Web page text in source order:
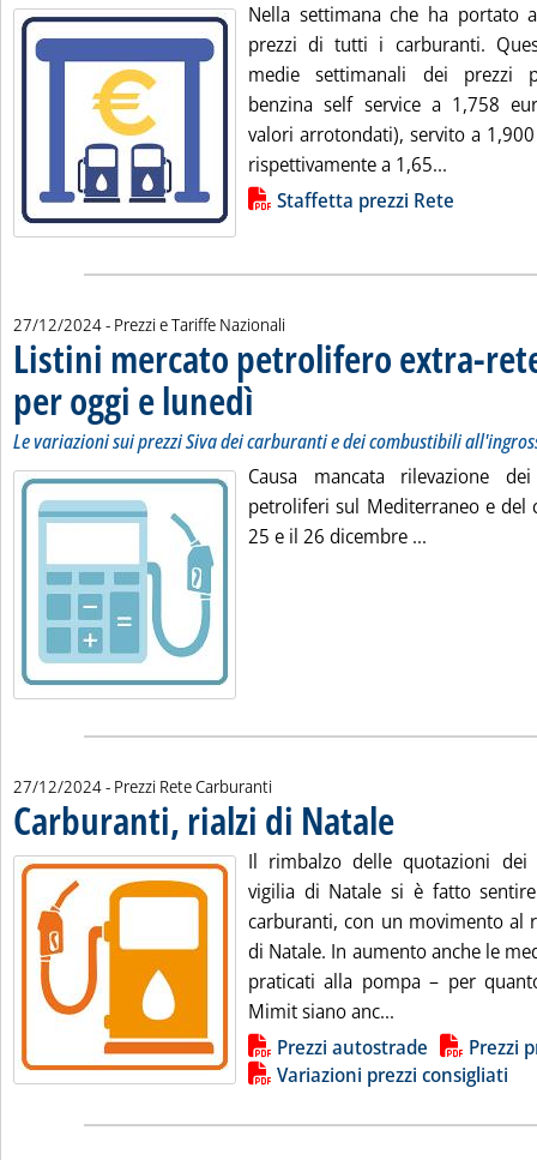
Nella settimana che ha portato
prezzi di tutti i carburanti.
medie settimanali dei prezzi
benzina self service a 1,758
valori arrotondati), servito a
rispettivamente a 1,65...
Lista allegati PDF alla notiziaStaffetta prezzi Rete
27/12/2024- Prezzi e Tariffe Nazionali
Listini mercato petrolifero extra-
per oggi e lunedì
Le variazioni sui prezzi Siva dei carburanti e dei combustibili
Causa mancata rilevazione
petroliferi sul Mediterraneo e
25 e il 26 dicembre ...
27/12/2024- Prezzi Rete Carburanti
Carburanti, rialzi di Natale
Il rimbalzo delle quotazioni
vigilia di Natale si è fatto
carburanti, con un movimento al
di Natale. In aumento anche le
praticati alla pompa – per
Mimit siano anc...
Lista allegati PDF alla notiziaPrezzi autostrade
Prezzi
Variazioni prezzi consigliati